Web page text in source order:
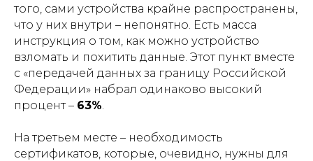
того, сами устройства крайне распространены,
что у них внутри – непонятно. Есть масса
инструкция о том, как можно устройство
взломать и похитить данные. Этот пункт вместе
с «передачей данных за границу Российской
Федерации» набрал одинаково высокий
процент – 63%
На третьем месте – необходимость
сертификатов, которые, очевидно, нужны для